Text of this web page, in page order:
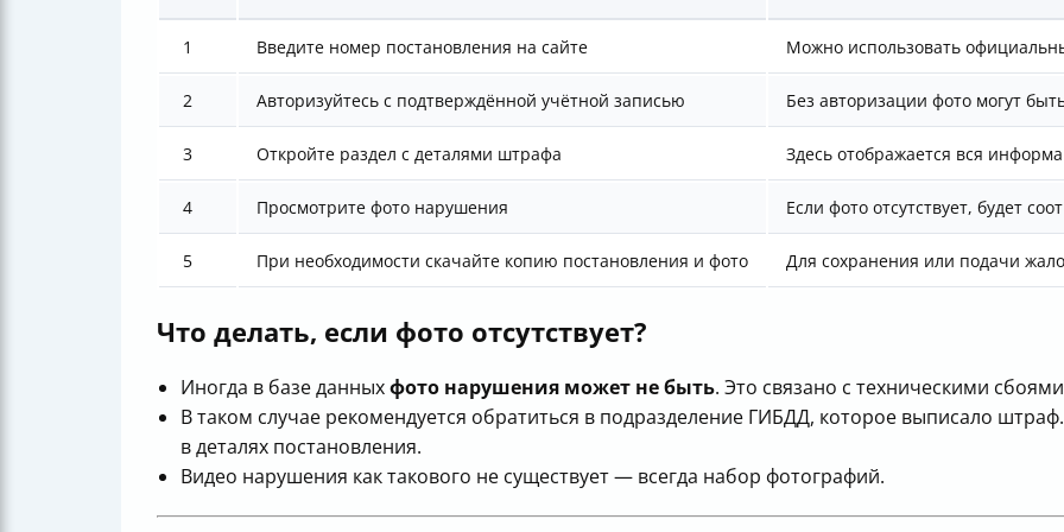
1 Введите номер постановления на сайте Можно использовать
2 Авторизуйтесь с подтверждённой учётной записью Без авторизации фото могут
3 Откройте раздел с деталями штрафа Здесь отображается вся
4 Просмотрите фото нарушения Если фото отсутствует, будет
5 При необходимости скачайте копию постановления и фото Для сохранения или подачи
Что делать, если фото отсутствует?
Иногда в базе данныхфото нарушения может не быть. Это связано с техническими
В таком случае рекомендуется обратиться в подразделение ГИБДД, которое выписало
в деталях постановления.
Видео нарушения как такового не существует — всегда набор фотографий.